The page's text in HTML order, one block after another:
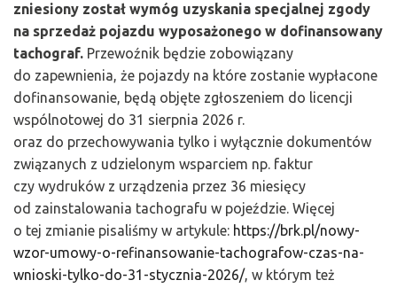
zniesiony został wymóg uzyskania specjalnej zgody
na sprzedaż pojazdu wyposażonego w dofinansowany
tachograf. Przewoźnik będzie zobowiązany
do zapewnienia, że pojazdy na które zostanie wypłacone
dofinansowanie, będą objęte zgłoszeniem do licencji
wspólnotowej do 31 sierpnia 2026 r.
oraz do przechowywania tylko i wyłącznie dokumentów
związanych z udzielonym wsparciem np. faktur
czy wydruków z urządzenia przez 36 miesięcy
od zainstalowania tachografu w pojeździe. Więcej
o tej zmianie pisaliśmy w artykule: https://brk.pl/nowy-
wzor-umowy-o-refinansowanie-tachografow-czas-na-
wnioski-tylko-do-31-stycznia-2026/, w którym też